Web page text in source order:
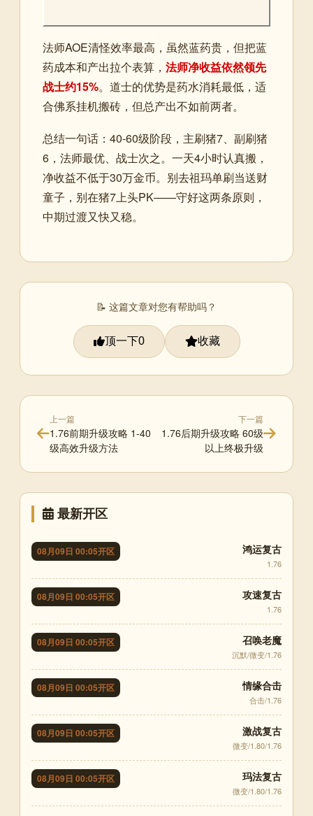
法师AOE清怪效率最高，虽然蓝药贵，但把蓝
药成本和产出拉个表算， 法师净收益依然领先
战士约15%。道士的优势是药水消耗最低，适
合佛系挂机搬砖，但总产出不如前两者。
总结一句话：40-60级阶段，主刷猪7、副刷猪
6，法师最优、战士次之。一天4小时认真搬，
净收益不低于30万金币。别去祖玛单刷当送财
童子，别在猪7上头PK——守好这两条原则，
中期过渡又快又稳。
📝 这篇文章对您有帮助吗？
顶一下0 收藏
上一篇
1.76前期升级攻略 1-40
级高效升级方法
下一篇
1.76后期升级攻略 60级
以上终极升级
最新开区
08月09日 00:05开区 鸿运复古
1.76
08月09日 00:05开区 攻速复古
1.76
08月09日 00:05开区 召唤老魔
沉默/微变/1.76
08月09日 00:05开区 情缘合击
合击/1.76
08月09日 00:05开区 激战复古
微变/1.80/1.76
08月09日 00:05开区 玛法复古
微变/1.80/1.76